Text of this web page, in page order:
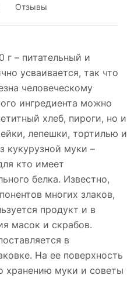
Отзывы
г – питательный и
усваивается, так что
человеческому
ингредиента можно
хлеб, пироги, но и
лепешки, тортилью и
кукурузной муки –
кто имеет
белка. Известно,
многих злаков,
продукт и в
масок и скрабов.
в
На ее поверхность
хранению муки и советы